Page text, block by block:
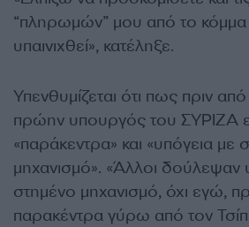
“πληρωμών” μου από το
υπαινιχθεί», κατέληξε.
Υπενθυμίζεται ότι πως πριν
πρώην υπουργός του ΣΥΡΙΖΑ
«παράκεντρα» και «υπόγεια με
μηχανισμό». «Άλλοι δούλεψαν
στημένο μηχανισμό, όχι εγώ,
παρακέντρα γύρω από τον